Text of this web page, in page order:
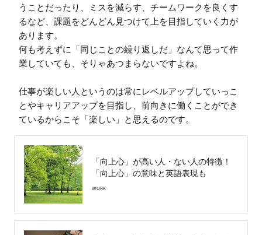
うことだったり、ミスを減らす、チームワークを良くす
るなど、課題をどんどん見つけて上を目指していく力が
あります。
何も考えずに「同じことの繰り返しだ」なんて思って作
業していても、そりゃあつまらないですよね。
仕事が楽しい人というのは常にレベルアップしていっこ
とやキャリアアップを目指し、前向きに働くことができ
ているからこそ「楽しい」と思えるのです。
「向上心」が高い人・ない人の特徴！
「向上心」の意味と英語表現も
WURK